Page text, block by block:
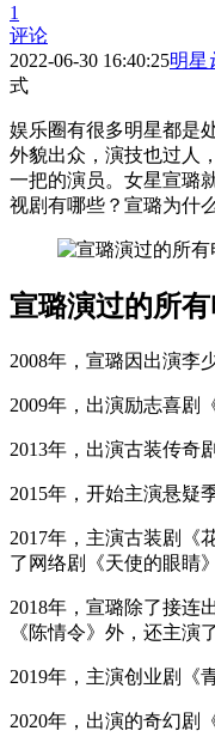
1
评论
2022-06-30 16:40:25明星
式
娱乐圈有很多明星都是
外貌出众，演技也过人
一把的演员。女星宣璐
视剧有哪些？宣璐为什
宣璐演过的所有
2008年，宣璐因出演李
2009年，出演励志喜剧
2013年，出演古装传奇
2015年，开始主演悬疑
2017年，主演古装剧《
了网络剧《天使的眼睛》
2018年，宣璐除了接连
《陈情令》外，还主演
2019年，主演创业剧《
2020年，出演的奇幻剧